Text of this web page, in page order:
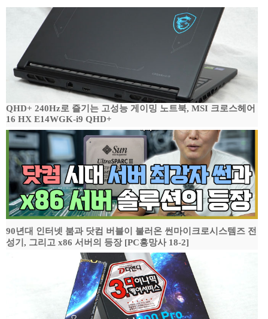
QHD+ 240Hz로 즐기는 고성능 게이밍 노트북, MSI 크로스헤어
16 HX E14WGK-i9 QHD+
90년대 인터넷 붐과 닷컴 버블이 불러온 썬마이크로시스템즈 전
성기, 그리고 x86 서버의 등장 [PC흥망사 18-2]